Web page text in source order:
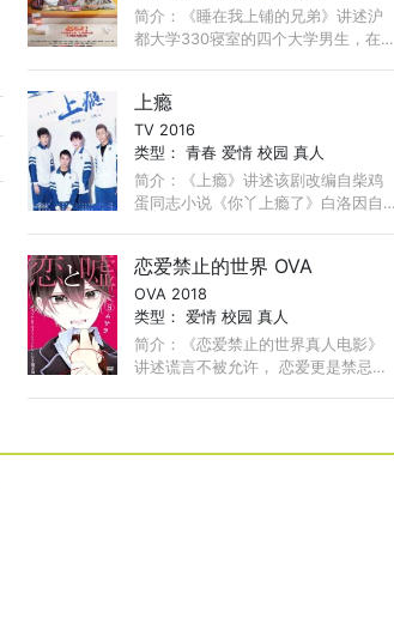
简介：《睡在我上铺的兄弟》讲述沪
都大学330寝室的四个大学男生，在一
难以忘怀的上铺兄弟情。
上瘾
TV 2016
类型：青春 爱情 校园 真人
简介：《上瘾》讲述该剧改编自柴鸡
蛋同志小说《你丫上瘾了》白洛因自
婚，嫁给部队高官顾威霆。 ...
恋爱禁止的世界 OVA
OVA 2018
类型：爱情 校园 真人
简介：《恋爱禁止的世界真人电影》
讲述谎言不被允许， 恋爱更是禁忌。
合度，大家都欣然接受这种幸福。 ...